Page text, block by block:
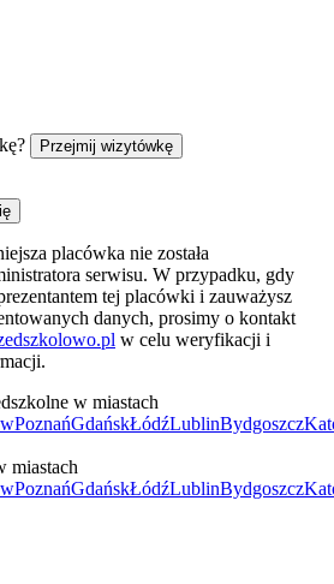
Przejmij wizytówkę
placówka nie została
serwisu. W przypadku, gdy
tej placówki i zauważysz
danych, prosimy o kontakt
w celu weryfikacji i
w miastach
PoznańGdańskŁódźLublinBydgoszcz
miastach
PoznańGdańskŁódźLublinBydgoszcz